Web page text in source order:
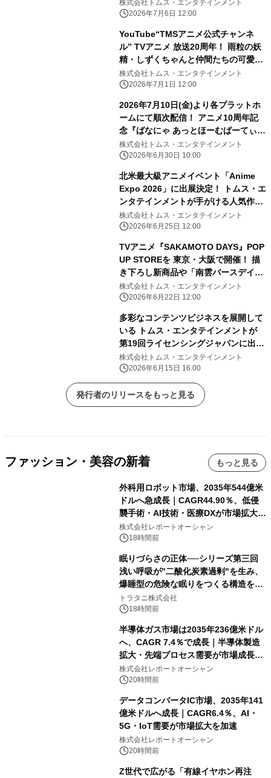
き下ろし商品の 会場販売、事後通販も
株式会社トムス・エンタテインメント
2026年7月6日 12:00
YouTube“TMSアニメ公式チャンネ
ル” TVアニメ 放送20周年！ 雨粒の妖
精・しずくちゃんと仲間たちの可愛い
ストーリーが詰まった TVアニメ『ぷ
るるんっ！しずくちゃん』を全話無料
株式会社トムス・エンタテインメント
2026年7月1日 12:00
2026年7月10日(金)より各プラットホ
ームにて順次配信！ アニメ10周年記
念『ばなにゃ あっとほーむぱーてぃ
ー』 続投となる ばなにゃ役：梶裕
貴、ベイビースイート役：村瀬歩 豪
華ゲストキャスト3名 種崎敦美／伊藤
ゆいな／森川智之の オフィシャルコメ
ントが解禁！
株式会社トムス・エンタテインメント
2026年6月30日 10:00
北米最大級アニメイベント「Anime
Expo 2026」に出展決定！ トムス・エ
ンタテインメントが手がける人気作品
が集結し “日本のお祭り”体験を展開
株式会社トムス・エンタテインメント
2026年6月25日 12:00
TVアニメ『SAKAMOTO DAYS』POP
UP STOREを 東京・大阪で開催！ 描
き下ろし新商品や「南雲バースデイ」
グッズが登場
株式会社トムス・エンタテインメント
2026年6月22日 12:00
多彩なコンテンツビジネスを展開して
いる トムス・エンタテインメントが
第19回ライセンシングジャパンに出
展！
株式会社トムス・エンタテインメント
2026年6月15日 16:00
発行者のリリースをもっと見る
ファッション・美容の新着 もっと見る
外科用ロボット市場、2035年544億米
ドルへ急成長｜CAGR44.90％、低侵
襲手術・AI技術・医療DXが市場拡大を
牽引
株式会社レポートオーシャン
18時間前
眠りづらさの正体──シリーズ第三回
浅い呼吸が"二酸化炭素過剰"を生み、
爆睡型の危険な眠りをつくる構造を解
説
トラタニ株式会社
18時間前
半導体ガス市場は2035年236億米ドル
へ、CAGR 7.4％で成長｜半導体製造
拡大・先端プロセス需要が市場成長を
加速
株式会社レポートオーシャン
20時間前
データコンバータIC市場、2035年141
億米ドルへ成長｜CAGR6.4％、AI・
5G・IoT需要が市場拡大を加速
株式会社レポートオーシャン
20時間前
Z世代で広がる「有線イヤホン再注